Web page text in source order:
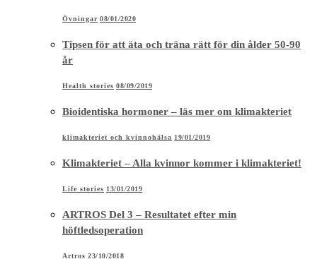
Övningar 08/01/2020
Tipsen för att äta och träna rätt för din ålder 50-90
år
Health stories 08/09/2019
Bioidentiska hormoner – läs mer om klimakteriet
klimakteriet och kvinnohälsa 19/01/2019
Klimakteriet – Alla kvinnor kommer i klimakteriet!
Life stories 13/01/2019
ARTROS Del 3 – Resultatet efter min
höftledsoperation
Artros 23/10/2018